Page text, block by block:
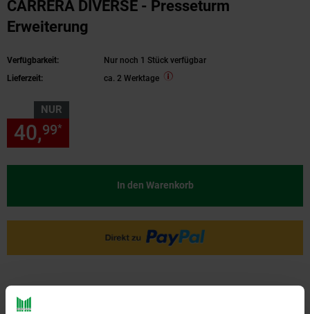
CARRERA DIVERSE - Presseturm
Erweiterung
Verfügbarkeit:
Nur noch 1 Stück verfügbar
Lieferzeit:
ca. 2 Werktage
NUR
40,99*
In den Warenkorb